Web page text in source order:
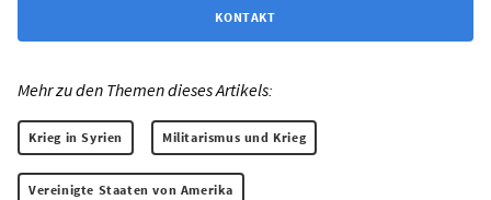
KONTAKT
Mehr zu den Themen dieses Artikels:
Krieg in Syrien Militarismus und Krieg
Vereinigte Staaten von Amerika